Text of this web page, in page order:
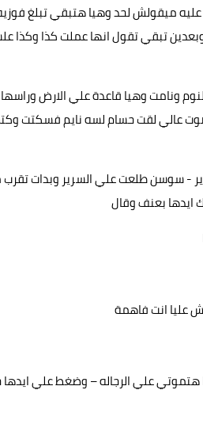
ميقولش لحد وهيا هتبقي تبلغ
تبقي تقول انها عملت كذا وكذا
ونامت وهيا قاعدة علي الارض
عالي لقت حسام لسه نايم فسكتت
- سوسن طلعت علي السرير وبدات
بعنف وقال
عليا انت فاهمة
علي الرجاله – وضغط علي ايدها